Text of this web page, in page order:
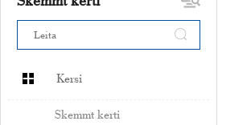
Kersi
Skemmt kerti